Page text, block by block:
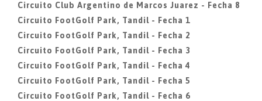
Circuito Club Argentino de Marcos Juarez - Fecha 8
Circuito FootGolf Park, Tandil - Fecha 1
Circuito FootGolf Park, Tandil - Fecha 2
Circuito FootGolf Park, Tandil - Fecha 3
Circuito FootGolf Park, Tandil - Fecha 4
Circuito FootGolf Park, Tandil - Fecha 5
Circuito FootGolf Park, Tandil - Fecha 6